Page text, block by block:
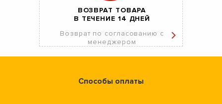
ВОЗВРАТ ТОВАРА
В ТЕЧЕНИЕ 14 ДНЕЙ
Возврат по согласованию с
менеджером
Способы оплаты